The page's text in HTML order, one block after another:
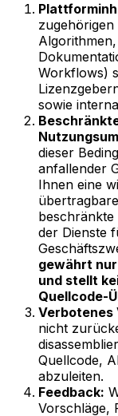
Workflows)
sowie
dieser
anfallender
Ihnen eine
der Dienste
gewährt
und stellt
Quellcode-
Verbotenes
nicht
Quellcode,
abzuleiten.
Feedback:
Vorschläge,